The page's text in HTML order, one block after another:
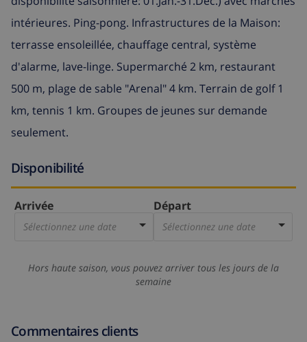
intérieures. Ping-pong. Infrastructures de la Maison:
terrasse ensoleillée, chauffage central, système
d'alarme, lave-linge. Supermarché 2 km, restaurant
500 m, plage de sable "Arenal" 4 km. Terrain de golf 1
km, tennis 1 km. Groupes de jeunes sur demande
seulement.
Disponibilité
Arrivée
Sélectionnez une date
Départ
Sélectionnez une date
Hors haute saison, vous pouvez arriver tous les jours de la
semaine
Commentaires clients